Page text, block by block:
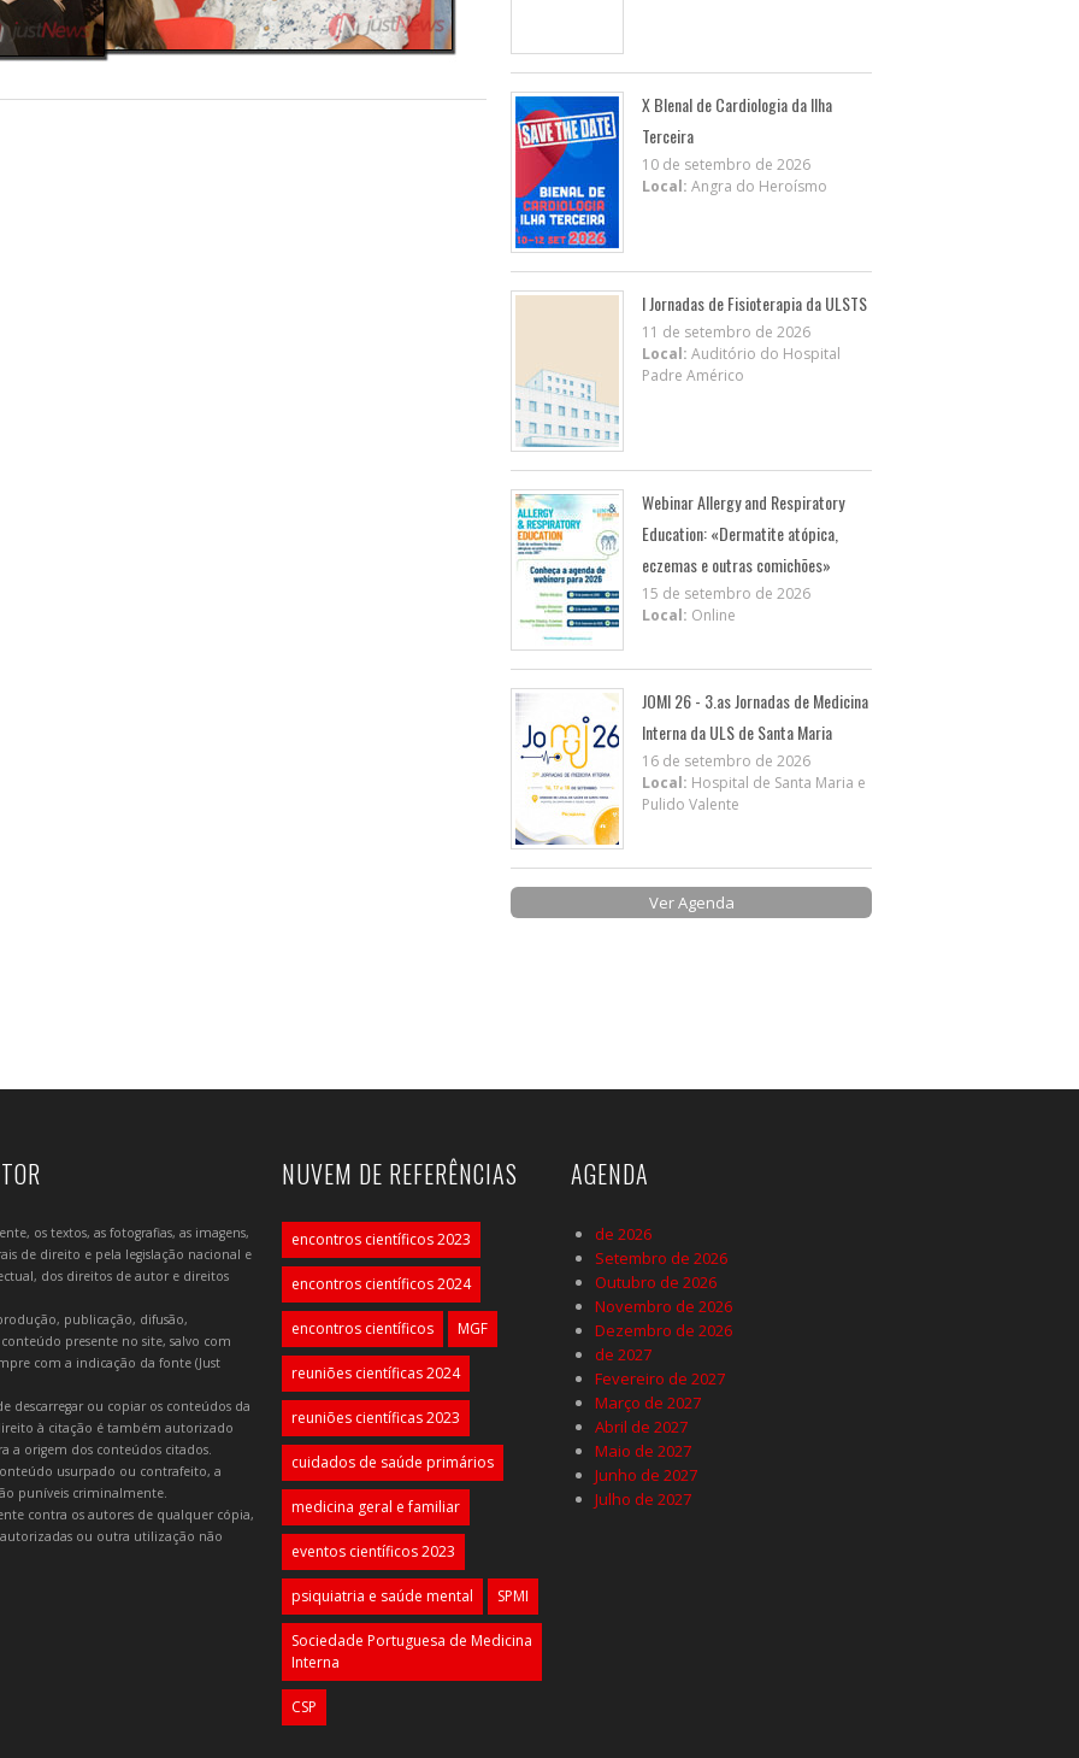
X BIenal de Cardiologia da Ilha
Terceira
10 de setembro de 2026
Local: Angra do Heroísmo
I Jornadas de Fisioterapia da ULSTS
11 de setembro de 2026
Local: Auditório do Hospital
Padre Américo
Webinar Allergy and Respiratory
Education: «Dermatite atópica,
eczemas e outras comichões»
15 de setembro de 2026
Local: Online
JOMI 26 - 3.as Jornadas de Medicina
Interna da ULS de Santa Maria
16 de setembro de 2026
Local: Hospital de Santa Maria e
Pulido Valente
Ver Agenda
os textos, as fotografias, as imagens,
de direito e pela legislação nacional e
dos direitos de autor e direitos
publicação, difusão,
presente no site, salvo com
com a indicação da fonte (Just
ou copiar os conteúdos da
à citação é também autorizado
a origem dos conteúdos citados.
usurpado ou contrafeito, a
puníveis criminalmente.
contra os autores de qualquer cópia,
ou outra utilização não
NUVEM DE REFERÊNCIAS
encontros científicos 2023
encontros científicos 2024
encontros científicos MGF
reuniões científicas 2024
reuniões científicas 2023
cuidados de saúde primários
medicina geral e familiar
eventos científicos 2023
psiquiatria e saúde mental SPMI
Sociedade Portuguesa de Medicina
Interna
CSP
AGENDA
de 2026
Setembro de 2026
Outubro de 2026
Novembro de 2026
Dezembro de 2026
de 2027
Fevereiro de 2027
Março de 2027
Abril de 2027
Maio de 2027
Junho de 2027
Julho de 2027